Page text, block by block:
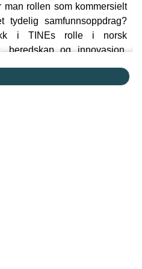
rollen som kommersielt
tydelig samfunnsoppdrag?
i TINEs rolle i norsk
beredskap og innovasjon.
perspektiver på ledelse,
kreves for å lykkes i en